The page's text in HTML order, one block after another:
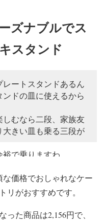
ズナブルでス
スタンド
ートスタンドあるん
ドの皿に使えるから
むなら二段、家族友
きい皿も乗る三段が
裕で乗りますわ
2024
価格でおしゃれなケー
リがおすすめです。
た商品は2,156円で、